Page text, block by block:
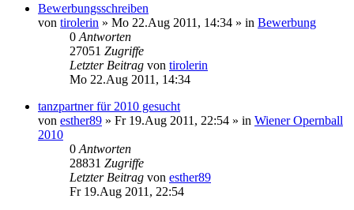
Bewerbungsschreiben
von tirolerin » Mo 22.Aug 2011, 14:34 » in Bewerbung
0 Antworten
27051 Zugriffe
Letzter Beitrag von tirolerin
Mo 22.Aug 2011, 14:34
tanzpartner für 2010 gesucht
von esther89 » Fr 19.Aug 2011, 22:54 » in Wiener Opernball
2010
0 Antworten
28831 Zugriffe
Letzter Beitrag von esther89
Fr 19.Aug 2011, 22:54